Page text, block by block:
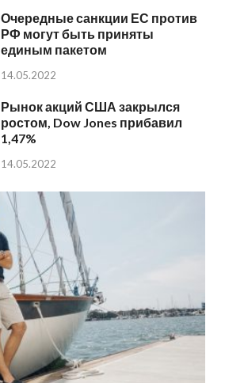
Очередные санкции ЕС против
РФ могут быть приняты
единым пакетом
14.05.2022
Рынок акций США закрылся
ростом, Dow Jones прибавил
1,47%
14.05.2022